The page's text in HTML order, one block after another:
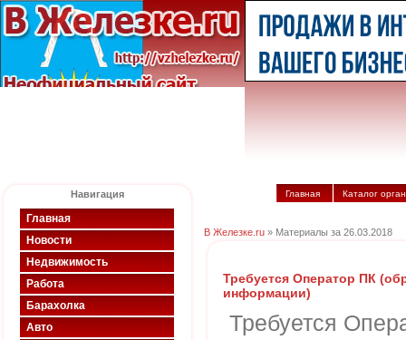
Навигация
Главная
Новости
Недвижимость
Работа
Барахолка
Авто
Главная Каталог
В Железке.ru » Материалы за 26.03.2018
Требуется Оператор ПК
информации)
Требуется